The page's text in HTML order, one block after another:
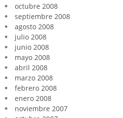
octubre 2008
septiembre 2008
agosto 2008
julio 2008
junio 2008
mayo 2008
abril 2008
marzo 2008
febrero 2008
enero 2008
noviembre 2007